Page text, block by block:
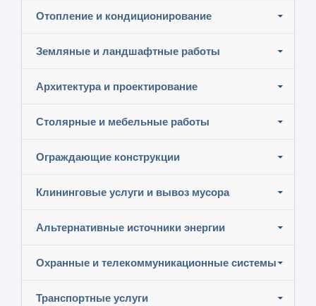
Отопление и кондиционирование
Земляные и ландшафтные работы
Архитектура и проектирование
Столярные и мебельные работы
Ограждающие конструкции
Клининговые услуги и вывоз мусора
Альтернативные источники энергии
Охранные и телекоммуникационные системы
Транспортные услуги